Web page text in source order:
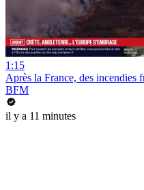
1:15
Après la France, des incendies
BFM
il y a 11 minutes